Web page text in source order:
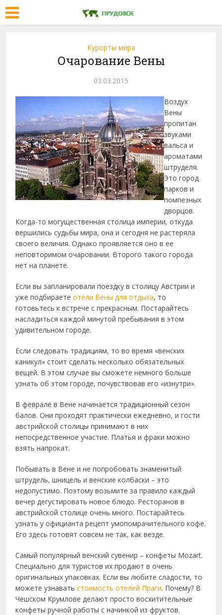
Курорты мира
Очарование Вены
03.03.2015
Воздух
Вены
пропитан
звуками
вальса и
ароматами
штруделя.
Это город
парков и
помпезных
дворцов.
Когда-то могущественная столица империи, откуда
вершились судьбы мира, она и сегодня не растеряла
своего величия.Однако проявляется оно в ее
неповторимом очаровании. Второго такого города
нет на планете.
Если вы запланировали поездку в столицу Австрии и
уже подбираетеотели Вены для отдыха, то
готовьтесь к встрече с прекрасным. Постарайтесь
насладиться каждой минутой пребывания в этом
удивительном городе.
Если следовать традициям, то во время «венских
каникул» стоит сделать несколько обязательных
вещей. В этом случае вы сможете немного больше
узнать об этом городе, почувствовав его «изнутри».
В феврале в Вене начинается традиционный сезон
балов. Они проходят практически ежедневно, и гости
австрийской столицы принимают в них
непосредственное участие. Платья и фраки можно
взять напрокат.
Побывать в Вене и не попробовать знаменитый
штрудель, шницель и венские колбаски – это
недопустимо. Поэтому возьмите за правило каждый
вечер дегустировать новое блюдо. Ресторанов в
австрийской столице очень много. Постарайтесь
узнать у официанта рецепт умопомрачительного кофе.
Его здесь готовят совсем не так, как везде.
Самый популярный венский сувенир – конфеты Mozart.
Специально для туристов их продают в очень
оригинальных упаковках. Если вы любите сладости, то
можете узнаватьстоимость отелей Праги. Почему? В
Чешском Крумлове делают просто восхитительные
конфеты ручной работы с начинкой из фруктов.